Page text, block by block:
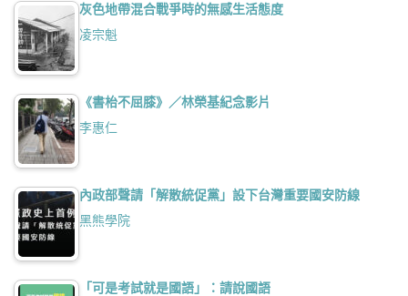
灰色地帶混合戰爭時的無感生活態度
凌宗魁
《書枱不屈膝》／林榮基紀念影片
李惠仁
內政部聲請「解散統促黨」設下台灣重要國安防線
黑熊學院
「可是考試就是國語」：請說國語